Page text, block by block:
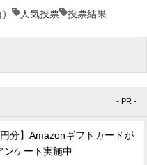
人気投票 投票結果
- PR -
円分】Amazonギフトカードが
ンケート実施中